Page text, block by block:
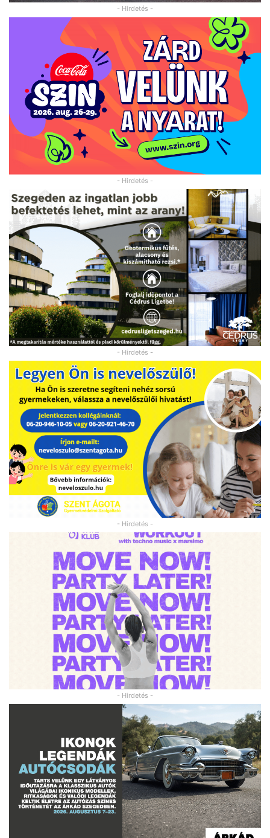
- Hirdetés -
- Hirdetés -
- Hirdetés -
- Hirdetés -
- Hirdetés -